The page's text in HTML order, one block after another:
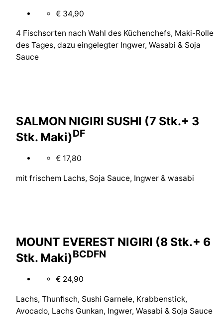
€ 34,90
4 Fischsorten nach Wahl des Küchenchefs, Maki-Rolle
des Tages, dazu eingelegter Ingwer, Wasabi & Soja
Sauce
SALMON NIGIRI SUSHI (7 Stk.+ 3
Stk. Maki)DF
€ 17,80
mit frischem Lachs, Soja Sauce, Ingwer & wasabi
MOUNT EVEREST NIGIRI (8 Stk.+ 6
Stk. Maki)BCDFN
€ 24,90
Lachs, Thunﬁsch, Sushi Garnele, Krabbenstick,
Avocado, Lachs Gunkan, Ingwer, Wasabi & Soja Sauce